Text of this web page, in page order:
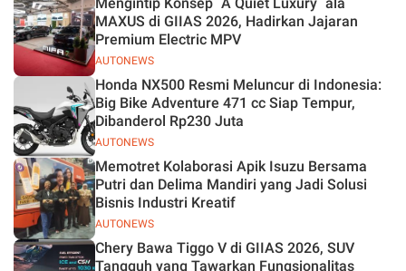
AUTONEWS
MAXUS di GIIAS 2026, Hadirkan Jajaran
Premium Electric MPV
AUTONEWS
Honda NX500 Resmi Meluncur di Indonesia:
Big Bike Adventure 471 cc Siap Tempur,
Dibanderol Rp230 Juta
AUTONEWS
Memotret Kolaborasi Apik Isuzu Bersama
Putri dan Delima Mandiri yang Jadi Solusi
Bisnis Industri Kreatif
Chery Bawa Tiggo V di GIIAS 2026, SUV
Tangguh yang Tawarkan Fungsionalitas